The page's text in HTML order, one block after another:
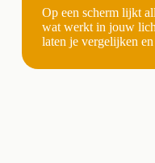
Op een scherm lijkt
wat werkt in jouw
laten je vergelijken